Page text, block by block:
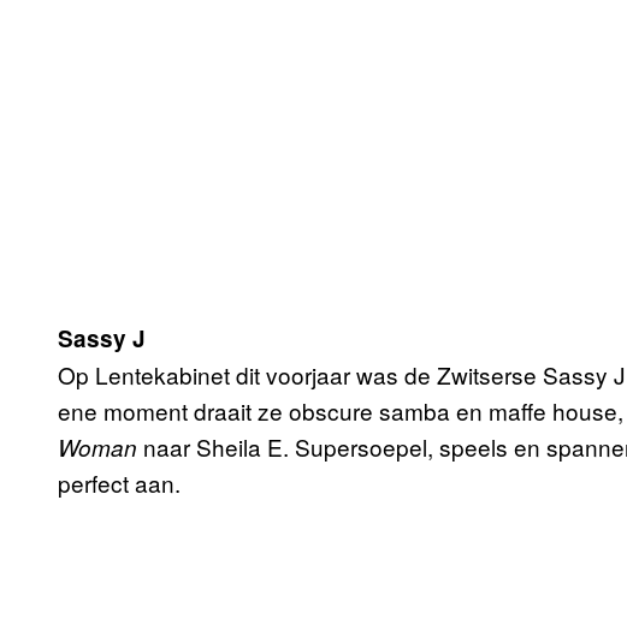
Sassy J
Op Lentekabinet dit voorjaar was de Zwitserse Sassy
ene moment draait ze obscure samba en maffe
Woman naar Sheila E. Supersoepel, speels en
perfect aan.